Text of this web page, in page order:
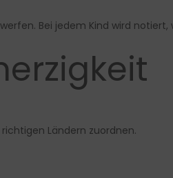
Bei jedem Kind wird
Ländern zuordnen.